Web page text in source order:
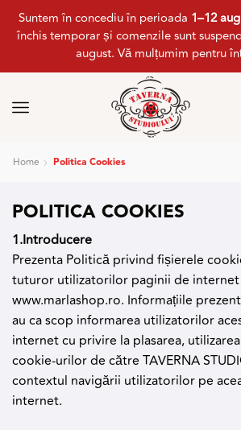
Suntem în concediu în perioada 1–12
închis temporar și comenzile sunt
august. Vă mulțumim pentru
Home Politica Cookies
POLITICA COOKIES
1.Introducere
Prezenta Politică privind fișierele
tuturor utilizatorilor paginii de internet
www.marlashop.ro. Informațiile
au ca scop informarea utilizatorilor
internet cu privire la plasarea,
cookie-urilor de către TAVERNA
contextul navigării utilizatorilor pe
internet.